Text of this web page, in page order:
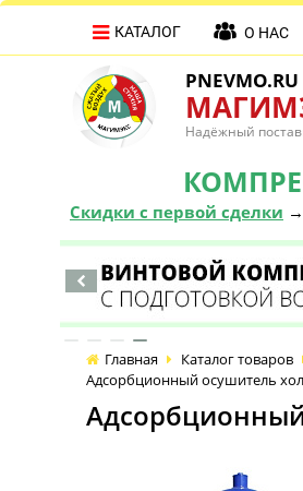
PNEVMO.RU
Надёжный
Скидки с первой сделки
КАТАЛОГ О НАС
Главная Каталог товаров
Адсорбционный осушитель
Адсорбционный